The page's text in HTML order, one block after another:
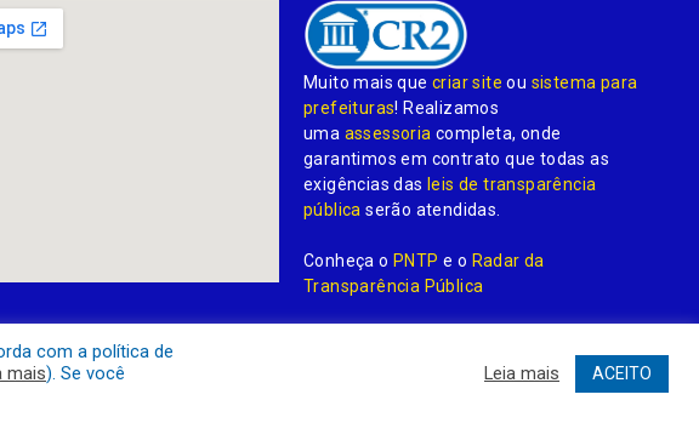
Muito mais quecriar site ou sistema para
prefeituras! Realizamos
uma assessoria completa, onde
garantimos em contrato que todas as
exigências dasleis de transparência
pública serão atendidas.
Conheça oPNTP e o Radar da
Transparência Pública
com a política de
mais). Se você
Leia mais ACEITO